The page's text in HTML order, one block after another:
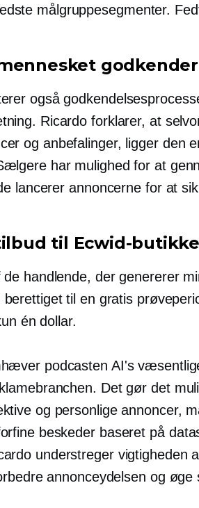
målgruppesegmenter.
godkender
også
Ricardo forklarer, at
og anbefalinger, ligger den
har mulighed for at
lancerer annoncerne for at
til Ecwid-
handlende, der genererer
til en gratis
én dollar.
podcasten AI's
Det gør det
og personlige annoncer,
beskeder baseret på
understreger vigtigheden
annonceydelsen og øge